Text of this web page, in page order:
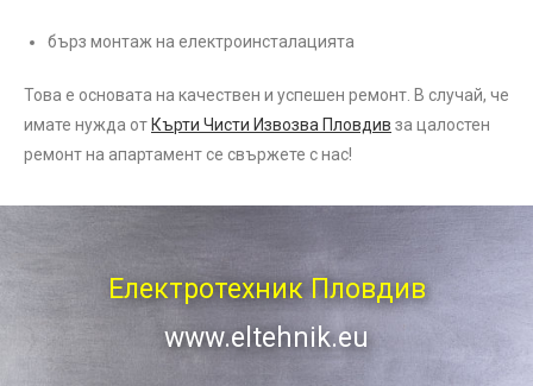
бърз монтаж на електроинсталацията
Това е основата на качествен и успешен ремонт. В случай, че
имате нужда отКърти Чисти Извозва Пловдив за цалостен
ремонт на апартамент се свържете с нас!
Електротехник Пловдив
www.eltehnik.eu